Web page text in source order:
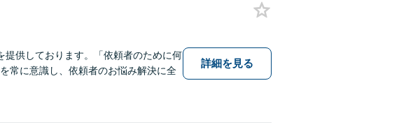
提供しております。「依頼者のために何
常に意識し、依頼者のお悩み解決に全
詳細を見る